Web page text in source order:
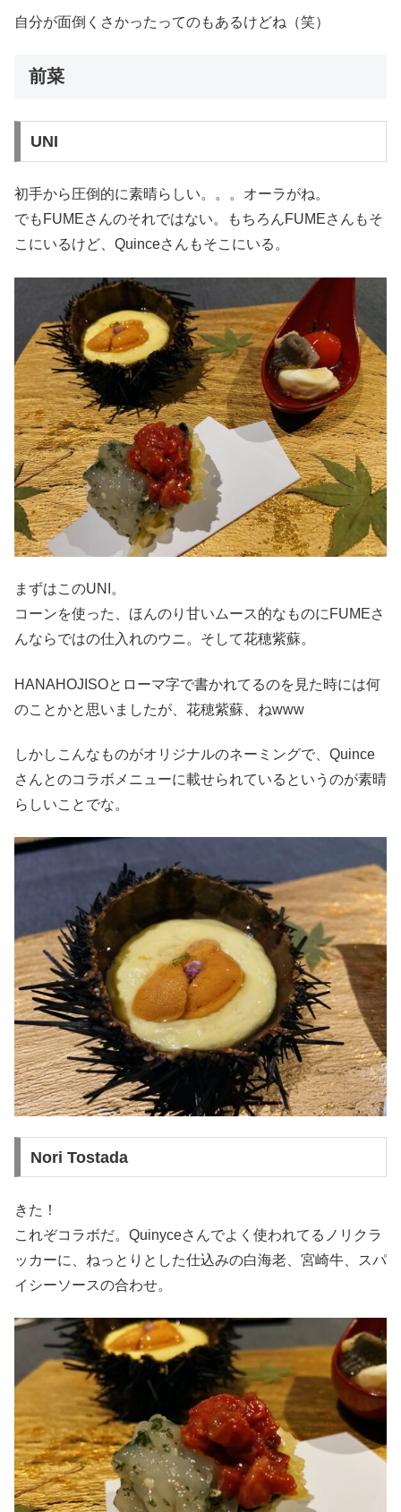
自分が面倒くさかったってのもあるけどね（笑）
前菜
UNI
初手から圧倒的に素晴らしい。。。オーラがね。
でもFUMEさんのそれではない。もちろんFUMEさんもそ
こにいるけど、Quinceさんもそこにいる。
まずはこのUNI。
コーンを使った、ほんのり甘いムース的なものにFUMEさ
んならではの仕入れのウニ。そして花穂紫蘇。
HANAHOJISOとローマ字で書かれてるのを見た時には何
のことかと思いましたが、花穂紫蘇、ねwww
しかしこんなものがオリジナルのネーミングで、Quince
さんとのコラボメニューに載せられているというのが素晴
らしいことでな。
Nori Tostada
きた！
これぞコラボだ。Quinyceさんでよく使われてるノリクラ
ッカーに、ねっとりとした仕込みの白海老、宮崎牛、スパ
イシーソースの合わせ。